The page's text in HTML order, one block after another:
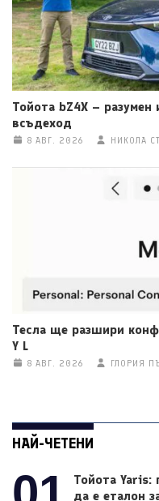
Тойота bZ4X – разумен
всъдеход
8 АВГ. 2026 НИКОЛА
Тесла ще разшири
Y L
8 АВГ. 2026 ГЛОРИЯ
НАЙ-ЧЕТЕНИ
Тойота
да е еталон